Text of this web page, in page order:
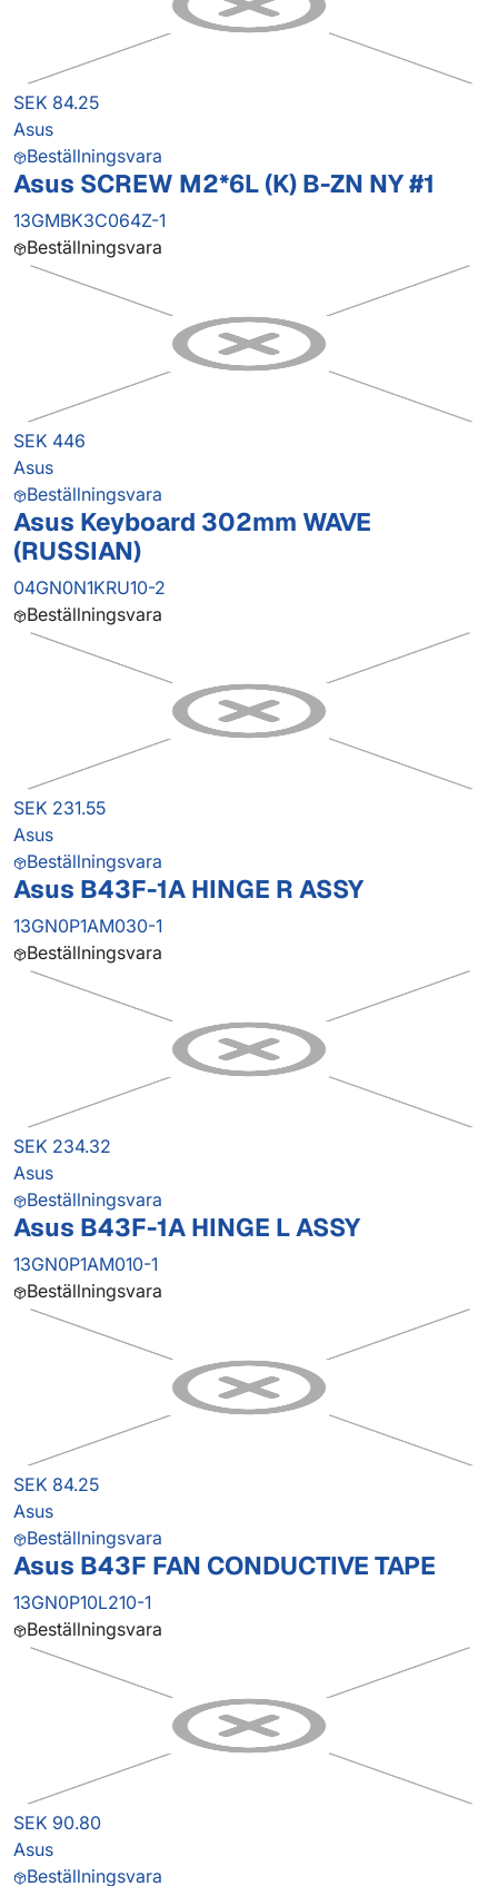
SEK 84.25
Asus
Beställningsvara
Asus SCREW M2*6L (K) B-ZN NY #1
13GMBK3C064Z-1
Beställningsvara
SEK 446
Asus
Beställningsvara
Asus Keyboard 302mm WAVE
(RUSSIAN)
04GN0N1KRU10-2
Beställningsvara
SEK 231.55
Asus
Beställningsvara
Asus B43F-1A HINGE R ASSY
13GN0P1AM030-1
Beställningsvara
SEK 234.32
Asus
Beställningsvara
Asus B43F-1A HINGE L ASSY
13GN0P1AM010-1
Beställningsvara
SEK 84.25
Asus
Beställningsvara
Asus B43F FAN CONDUCTIVE TAPE
13GN0P10L210-1
Beställningsvara
SEK 90.80
Asus
Beställningsvara